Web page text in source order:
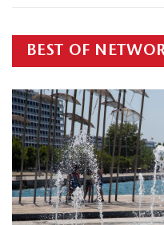
BEST OF